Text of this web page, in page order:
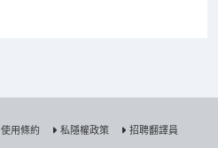
使用條約 私隱權政策 招聘翻譯員